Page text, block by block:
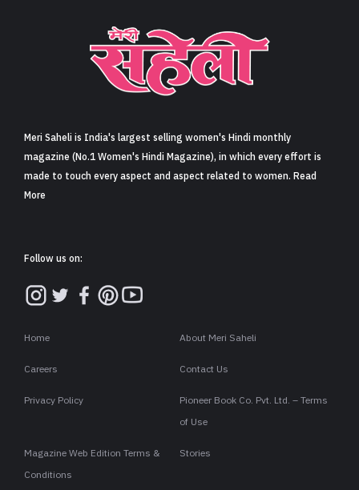
Meri Saheli is India's largest selling women's Hindi monthly
magazine (No.1 Women's Hindi Magazine), in which every effort is
made to touch every aspect and aspect related to women. Read
More
Follow us on:
Home About Meri Saheli
Careers Contact Us
Privacy Policy
Pioneer Book Co. Pvt. Ltd. – Terms
of Use
Magazine Web Edition Terms &
Conditions
Stories